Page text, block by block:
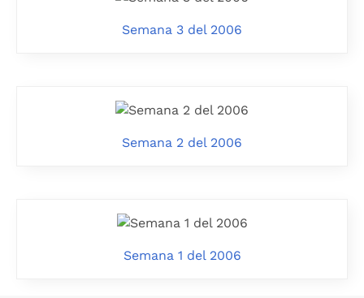
Semana 3 del 2006
Semana 2 del 2006
Semana 1 del 2006